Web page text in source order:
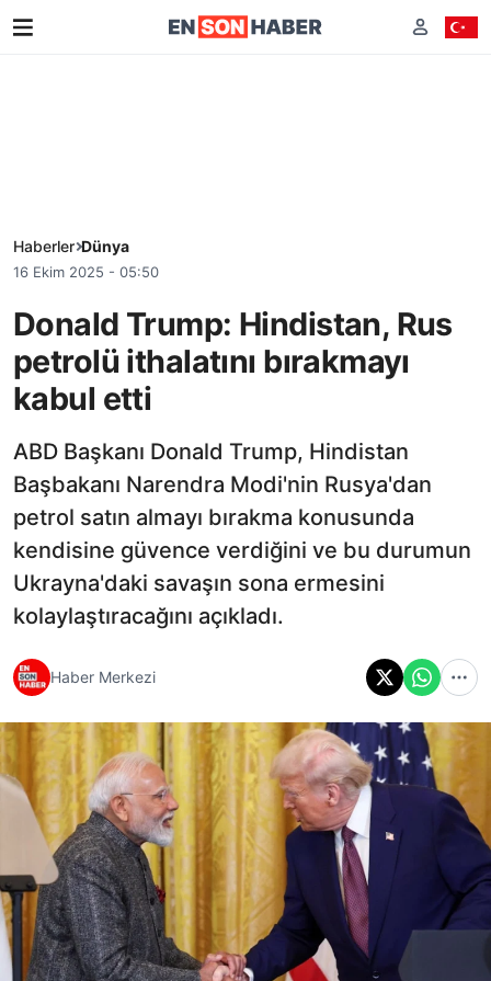
Haberler Dünya
16 Ekim 2025 - 05:50
Donald Trump: Hindistan, Rus
petrolü ithalatını bırakmayı
kabul etti
ABD Başkanı Donald Trump, Hindistan
Başbakanı Narendra Modi'nin Rusya'dan
petrol satın almayı bırakma konusunda
kendisine güvence verdiğini ve bu durumun
Ukrayna'daki savaşın sona ermesini
kolaylaştıracağını açıkladı.
Haber Merkezi